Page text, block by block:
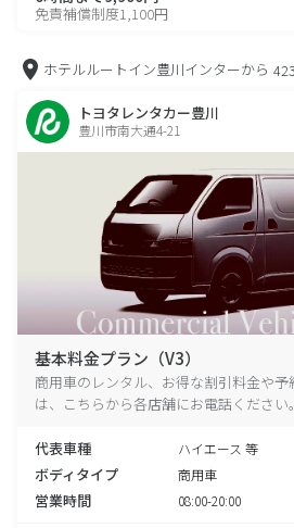
免責補償制度1,100円
ホテルルートイン豊川インターから
トヨタレンタカー豊川
豊川市南大通4-21
基本料金プラン（V3）
商用車のレンタル、お得な割引料金や
は、こちらから各店舗にお電話ください。
代表車種 ハイエース 等
ボディタイプ 商用車
営業時間 08:00-20:00